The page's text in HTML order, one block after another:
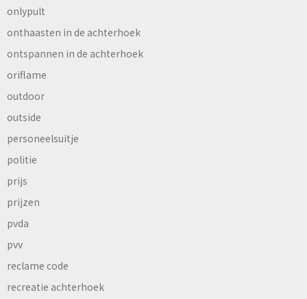
onlypult
onthaasten in de achterhoek
ontspannen in de achterhoek
oriflame
outdoor
outside
personeelsuitje
politie
prijs
prijzen
pvda
pvv
reclame code
recreatie achterhoek